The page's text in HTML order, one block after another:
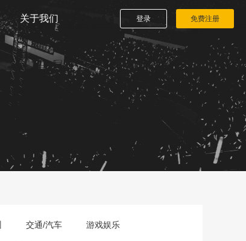
关于我们 登录 免费注册
交通/汽车 游戏娱乐